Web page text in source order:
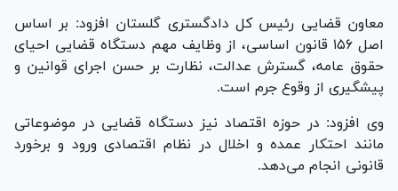
معاون قضایی رئیس کل دادگستری گلستان افزود: بر اساس
اصل ۱۵۶ قانون اساسی، از وظایف مهم دستگاه قضایی احیای
حقوق عامه، گسترش عدالت، نظارت بر حسن اجرای قوانین و
پیشگیری از وقوع جرم است.
وی افزود: در حوزه اقتصاد نیز دستگاه قضایی در موضوعاتی
مانند احتکار عمده و اخلال در نظام اقتصادی ورود و برخورد
قانونی انجام می‌دهد.